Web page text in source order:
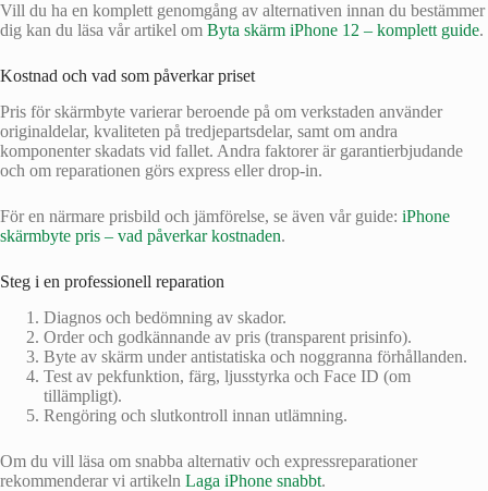
Vill du ha en komplett genomgång av alternativen innan du bestämmer
dig kan du läsa vår artikel om Byta skärm iPhone 12 – komplett guide.
Kostnad och vad som påverkar priset
Pris för skärmbyte varierar beroende på om verkstaden använder
originaldelar, kvaliteten på tredjepartsdelar, samt om andra
komponenter skadats vid fallet. Andra faktorer är garantierbjudande
och om reparationen görs express eller drop‑in.
För en närmare prisbild och jämförelse, se även vår guide: iPhone
skärmbyte pris – vad påverkar kostnaden.
Steg i en professionell reparation
Diagnos och bedömning av skador.
Order och godkännande av pris (transparent prisinfo).
Byte av skärm under antistatiska och noggranna förhållanden.
Test av pekfunktion, färg, ljusstyrka och Face ID (om
tillämpligt).
Rengöring och slutkontroll innan utlämning.
Om du vill läsa om snabba alternativ och expressreparationer
rekommenderar vi artikeln Laga iPhone snabbt.